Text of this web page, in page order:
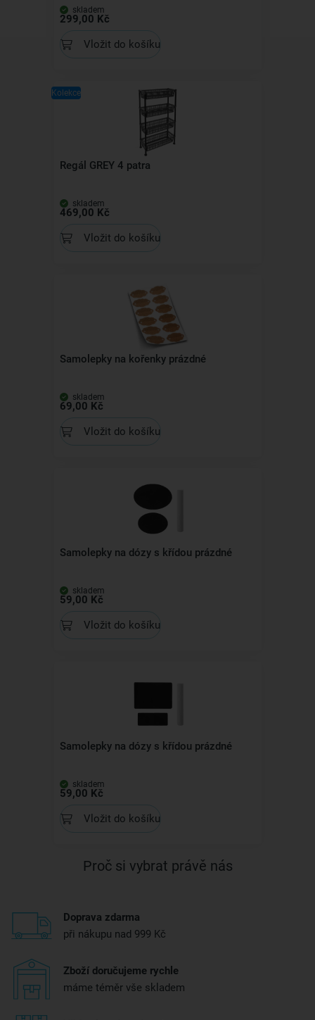
skladem
299,00 Kč
Vložit do košíku
Kolekce
Regál GREY 4 patra
skladem
469,00 Kč
Vložit do košíku
Samolepky na kořenky prázdné
skladem
69,00 Kč
Vložit do košíku
Samolepky na dózy s křídou prázdné
skladem
59,00 Kč
Vložit do košíku
Samolepky na dózy s křídou prázdné
skladem
59,00 Kč
Vložit do košíku
Proč si vybrat právě nás
Doprava zdarma
při nákupu nad 999 Kč
Zboží doručujeme rychle
máme téměr vše skladem